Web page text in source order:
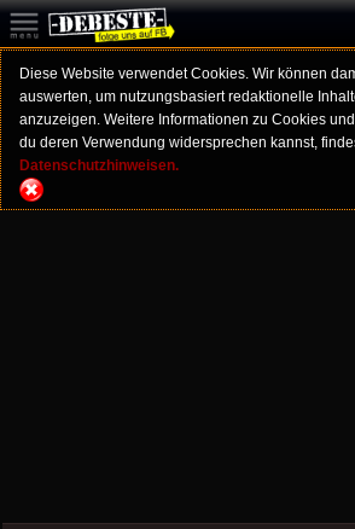
Diese Website verwendet Cookies. Wir können
auswerten, um nutzungsbasiert redaktionelle
anzuzeigen. Weitere Informationen zu Cookies
du deren Verwendung widersprechen kannst,
Datenschutzhinweisen.